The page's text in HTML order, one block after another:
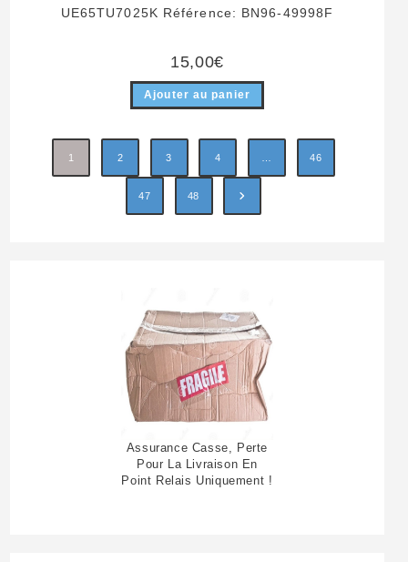
UE65TU7025K Référence: BN96-49998F
15,00€
Ajouter au panier
1 2 3 4 46
47 48
Assurance Casse, Perte
Pour La Livraison En
Point Relais Uniquement !